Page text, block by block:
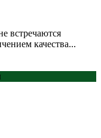
встречаются
качества...